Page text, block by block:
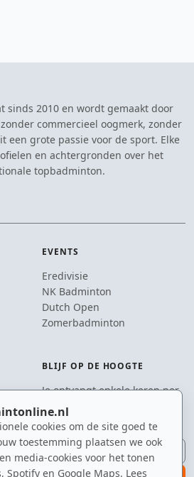
cookies om de site goed te
toestemming plaatsen we ook
media-cookies voor het tonen
Spotify en Google Maps. Lees
sinds 2010 en wordt gemaakt door
commercieel oogmerk, zonder
een grote passie voor de sport. Elke
en achtergronden over het
topbadminton.
EVENTS
Eredivisie
NK Badminton
Dutch Open
Zomerbadminton
BLIJF OP DE HOOGTE
Je ontvangt enkele keren per
jaar een e-mail met het
laatste badmintonnieuws.
E-mailadres